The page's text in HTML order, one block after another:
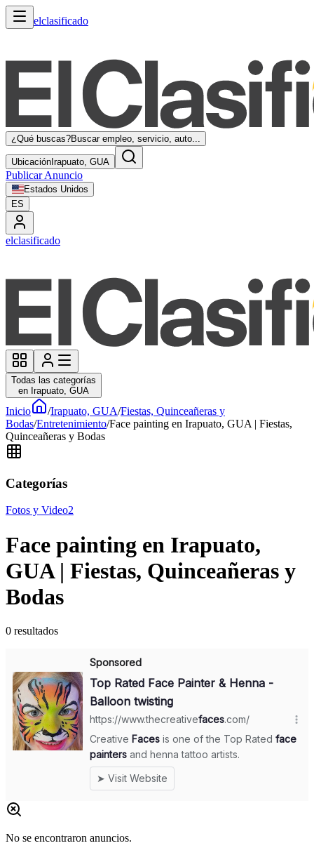
elclasificado
¿Qué buscas?Buscar empleo, servicio, auto...
Ubicación Irapuato, GUA
Publicar Anuncio
Estados Unidos
ES
elclasificado
Todas las categorías
en Irapuato, GUA
Inicio /Irapuato, GUA/Fiestas, Quinceañeras y
Bodas/Entretenimiento/Face painting en Irapuato, GUA | Fiestas,
Quinceañeras y Bodas
Categorías
Fotos y Video2
Face painting en Irapuato,
GUA | Fiestas, Quinceañeras y
Bodas
0 resultados
No se encontraron anuncios.